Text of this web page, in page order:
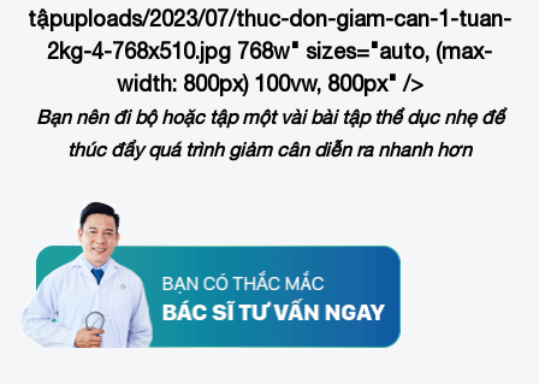
tậpuploads/2023/07/thuc-don-giam-can-1-tuan-
2kg-4-768x510.jpg 768w" sizes="auto, (max-
width: 800px) 100vw, 800px" />
Bạn nên đi bộ hoặc tập một vài bài tập thể dục nhẹ để
thúc đẩy quá trình giảm cân diễn ra nhanh hơn